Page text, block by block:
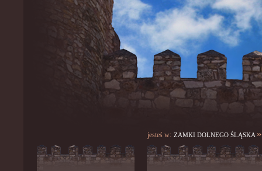
jesteś w: ZAMKI DOLNEGO ŚLĄSKA »